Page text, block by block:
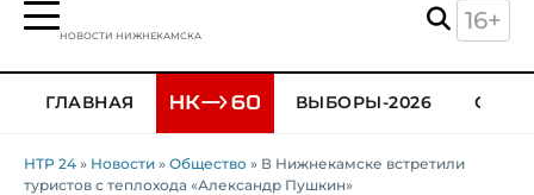
НОВОСТИ НИЖНЕКАМСКА
16+
ГЛАВНАЯ ВЫБОРЫ-2026
НТР 24 » Новости » Общество » В Нижнекамске встретили
туристов с теплохода «Александр Пушкин»